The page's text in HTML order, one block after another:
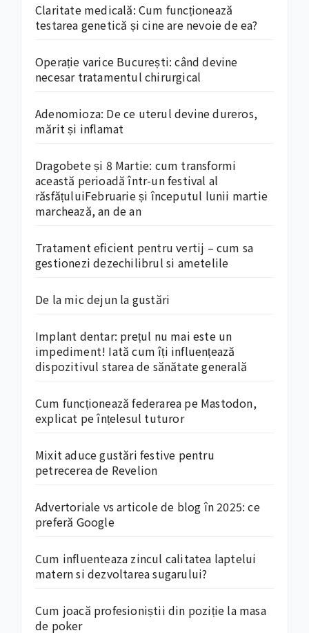
Claritate medicală: Cum funcționează
testarea genetică și cine are nevoie de ea?
Operație varice București: când devine
necesar tratamentul chirurgical
Adenomioza: De ce uterul devine dureros,
mărit și inflamat
Dragobete și 8 Martie: cum transformi
această perioadă într-un festival al
răsfățuluiFebruarie și începutul lunii martie
marchează, an de an
Tratament eficient pentru vertij – cum sa
gestionezi dezechilibrul si ametelile
De la mic dejun la gustări
Implant dentar: prețul nu mai este un
impediment! Iată cum îți influențează
dispozitivul starea de sănătate generală
Cum funcționează federarea pe Mastodon,
explicat pe înțelesul tuturor
Mixit aduce gustări festive pentru
petrecerea de Revelion
Advertoriale vs articole de blog în 2025: ce
preferă Google
Cum influenteaza zincul calitatea laptelui
matern si dezvoltarea sugarului?
Cum joacă profesioniștii din poziție la masa
de poker